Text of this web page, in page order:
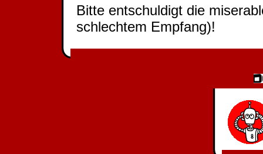
Bitte entschuldigt die
schlechtem Empfang)!